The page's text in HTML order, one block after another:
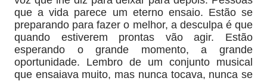
que a vida parece um eterno ensaio. Estão se
preparando para fazer o melhor, a desculpa é que
quando estiverem prontas vão agir. Estão
esperando o grande momento, a grande
oportunidade. Lembro de um conjunto musical
que ensaiava muito, mas nunca tocava, nunca se